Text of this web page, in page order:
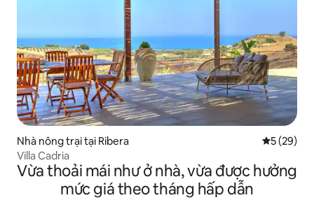
Nhà nông trại tại Ribera Xếp hạng
5 (29)
Villa Cadria
Vừa thoải mái như ở nhà, vừa được hưởng
mức giá theo tháng hấp dẫn